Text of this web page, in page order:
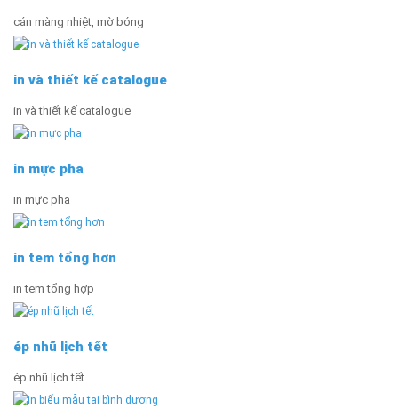
cán màng nhiệt, mờ bóng
in và thiết kế catalogue
in và thiết kế catalogue
in mực pha
in mực pha
in tem tổng hơn
in tem tổng hợp
ép nhũ lịch tết
ép nhũ lịch tết